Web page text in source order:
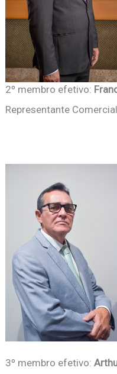
2º membro efetivo:
Representante
3º membro efetivo: